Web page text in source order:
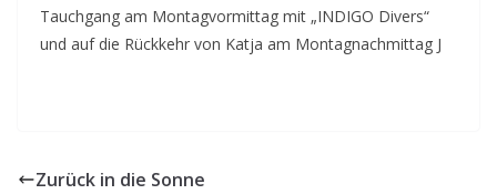
Tauchgang am Montagvormittag mit „INDIGO Divers“
und auf die Rückkehr von Katja am Montagnachmittag J
Zurück in die Sonne